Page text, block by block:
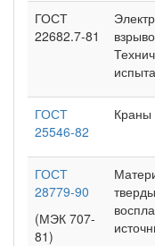
ГОСТ
22682.7-81
ГОСТ
25546-82
Краны
ГОСТ
28779-90
(МЭК 707-
81)